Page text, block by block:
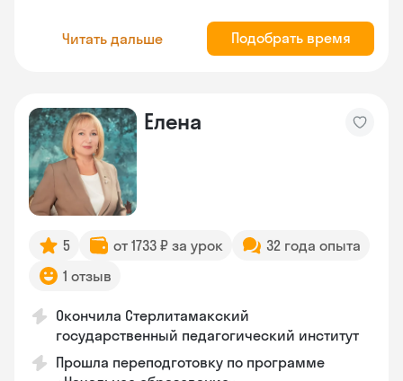
Читать дальше Подобрать время
Елена
5 от 1733 ₽ за урок
32 года опыта
1 отзыв
Окончила Стерлитамакский
государственный педагогический институт
Прошла переподготовку по программе